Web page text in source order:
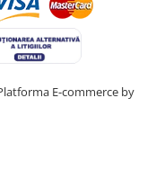
E-commerce by